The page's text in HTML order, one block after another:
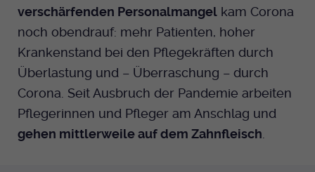
verschärfenden Personalmangel kam Corona
noch obendrauf: mehr Patienten, hoher
Krankenstand bei den Pflegekräften durch
Überlastung und – Überraschung – durch
Corona. Seit Ausbruch der Pandemie arbeiten
Pflegerinnen und Pfleger am Anschlag und
gehen mittlerweile auf dem Zahnfleisch
nach dem Namen gibt lediglich eine